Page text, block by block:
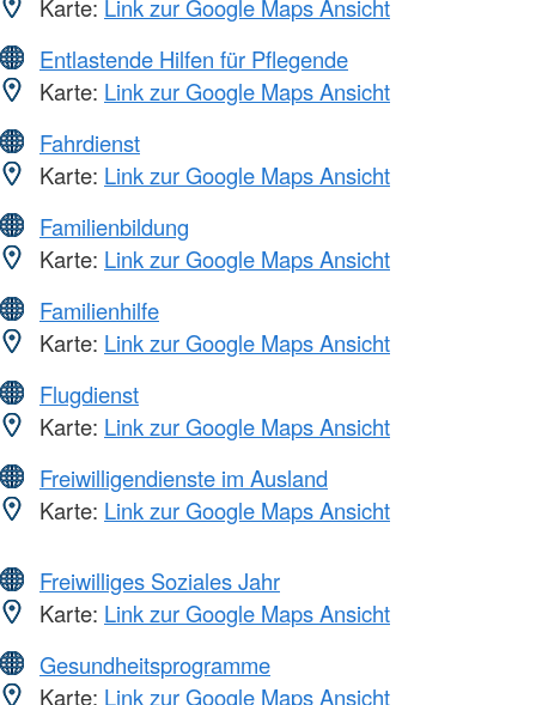
Karte: Link zur Google Maps Ansicht
Entlastende Hilfen für Pflegende
Karte: Link zur Google Maps Ansicht
Fahrdienst
Karte: Link zur Google Maps Ansicht
Familienbildung
Karte: Link zur Google Maps Ansicht
Familienhilfe
Karte: Link zur Google Maps Ansicht
Flugdienst
Karte: Link zur Google Maps Ansicht
Freiwilligendienste im Ausland
Karte: Link zur Google Maps Ansicht
Freiwilliges Soziales Jahr
Karte: Link zur Google Maps Ansicht
Gesundheitsprogramme
Karte: Link zur Google Maps Ansicht